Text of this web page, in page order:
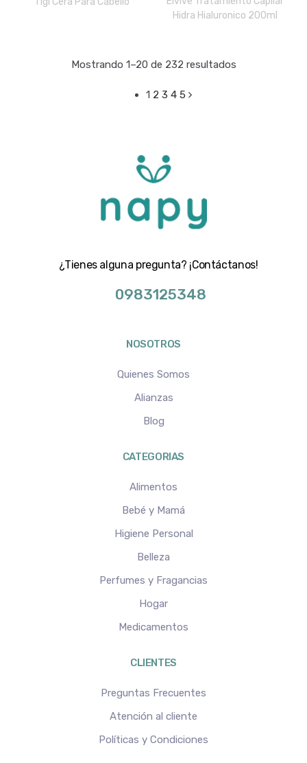
Hidra Hialuronico 200ml
Mostrando 1–20 de 232 resultados
1 2 3 4 5
¿Tienes alguna pregunta? ¡Contáctanos!
0983125348
NOSOTROS
Quienes Somos
Alianzas
Blog
CATEGORIAS
Alimentos
Bebé y Mamá
Higiene Personal
Belleza
Perfumes y Fragancias
Hogar
Medicamentos
CLIENTES
Preguntas Frecuentes
Atención al cliente
Políticas y Condiciones